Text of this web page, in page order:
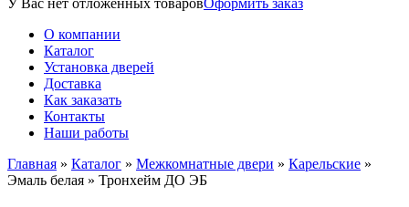
У Вас нет отложенных товаровОформить заказ
О компании
Каталог
Установка дверей
Доставка
Как заказать
Контакты
Наши работы
Главная » Каталог » Межкомнатные двери » Карельские »
Эмаль белая » Тронхейм ДО ЭБ